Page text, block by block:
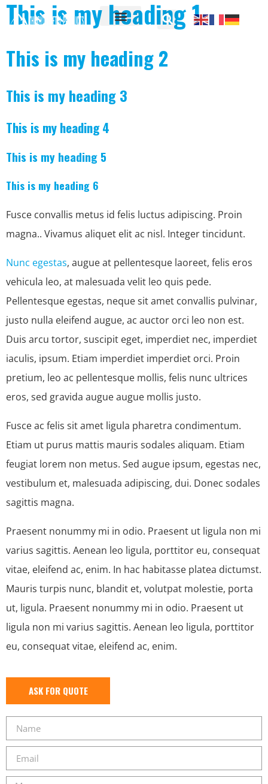
This is my heading 1
This is my heading 2
This is my heading 3
This is my heading 4
This is my heading 5
This is my heading 6
Fusce convallis metus id felis luctus adipiscing. Proin
magna.. Vivamus aliquet elit ac nisl. Integer tincidunt.
Nunc egestas, augue at pellentesque laoreet, felis eros
vehicula leo, at malesuada velit leo quis pede.
Pellentesque egestas, neque sit amet convallis pulvinar,
justo nulla eleifend augue, ac auctor orci leo non est.
Duis arcu tortor, suscipit eget, imperdiet nec, imperdiet
iaculis, ipsum. Etiam imperdiet imperdiet orci. Proin
pretium, leo ac pellentesque mollis, felis nunc ultrices
eros, sed gravida augue augue mollis justo.
Fusce ac felis sit amet ligula pharetra condimentum.
Etiam ut purus mattis mauris sodales aliquam. Etiam
feugiat lorem non metus. Sed augue ipsum, egestas nec,
vestibulum et, malesuada adipiscing, dui. Donec sodales
sagittis magna.
Praesent nonummy mi in odio. Praesent ut ligula non mi
varius sagittis. Aenean leo ligula, porttitor eu, consequat
vitae, eleifend ac, enim. In hac habitasse platea dictumst.
Mauris turpis nunc, blandit et, volutpat molestie, porta
ut, ligula. Praesent nonummy mi in odio. Praesent ut
ligula non mi varius sagittis. Aenean leo ligula, porttitor
eu, consequat vitae, eleifend ac, enim.
ASK FOR QUOTE